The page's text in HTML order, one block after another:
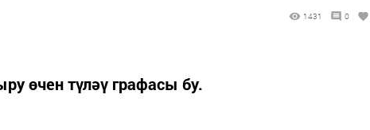
1431 0
өчен түләү графасы бу.